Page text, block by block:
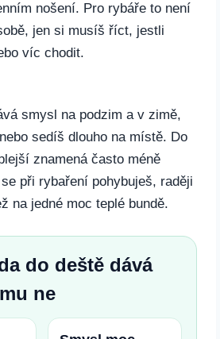
nošení. Pro rybáře to není
jen si musíš říct, jestli
víc chodit.
smysl na podzim a v zimě,
sedíš dlouho na místě. Do
znamená často méně
při rybaření pohybuješ, raději
na jedné moc teplé bundě.
do deště dává
ne